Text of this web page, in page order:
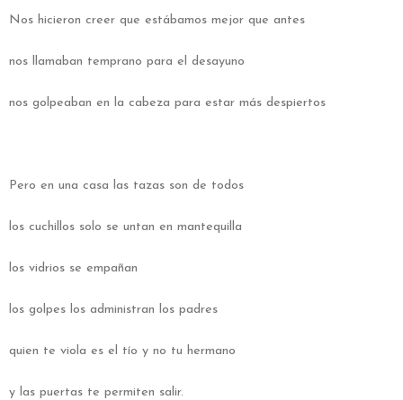
Nos hicieron creer que estábamos mejor que antes
nos llamaban temprano para el desayuno
nos golpeaban en la cabeza para estar más despiertos
Pero en una casa las tazas son de todos
los cuchillos solo se untan en mantequilla
los vidrios se empañan
los golpes los administran los padres
quien te viola es el tío y no tu hermano
y las puertas te permiten salir.